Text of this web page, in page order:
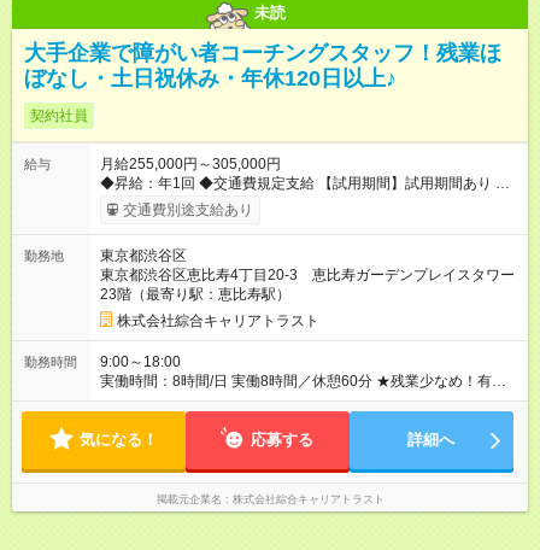
未読
大手企業で障がい者コーチングスタッフ！残業ほ
ぼなし・土日祝休み・年休120日以上♪
契約社員
給与
月給255,000円～305,000円
◆昇給：年1回 ◆交通費規定支給 【試用期間】試用期間あり 試用
期間の長さ：3ヶ月 雇用形態、給与は本採用時と同じです。
交通費別途支給あり
勤務地
東京都渋谷区
東京都渋谷区恵比寿4丁目20-3 恵比寿ガーデンプレイスタワー
23階（最寄り駅：恵比寿駅）
株式会社綜合キャリアトラスト
勤務時間
9:00～18:00
実働時間：8時間/日 実働8時間／休憩60分 ★残業少なめ！有給
も基本取りやすいので、プライベートも充実♪
気になる！ 応募する 詳細へ
掲載元企業名 株式会社綜合キャリアトラスト